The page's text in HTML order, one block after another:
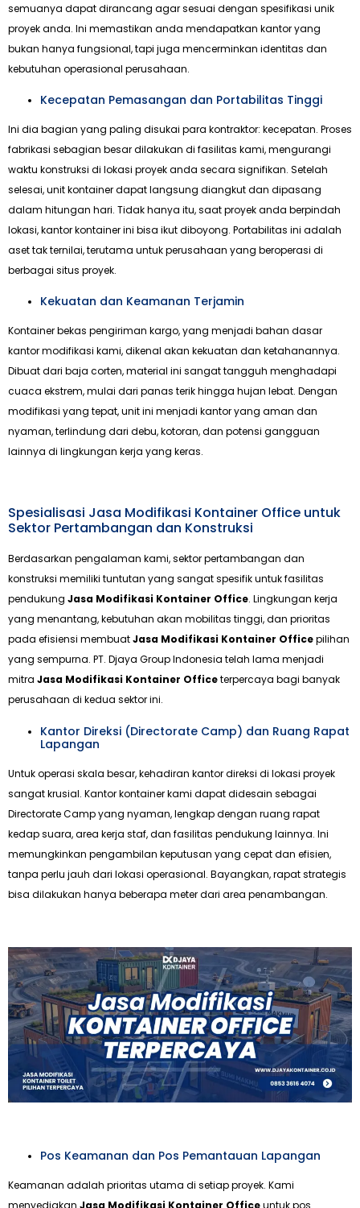
semuanya dapat dirancang agar sesuai dengan spesifikasi unik
proyek anda. Ini memastikan anda mendapatkan kantor yang
bukan hanya fungsional, tapi juga mencerminkan identitas dan
kebutuhan operasional perusahaan.
Kecepatan Pemasangan dan Portabilitas Tinggi
Ini dia bagian yang paling disukai para kontraktor: kecepatan. Proses
fabrikasi sebagian besar dilakukan di fasilitas kami, mengurangi
waktu konstruksi di lokasi proyek anda secara signifikan. Setelah
selesai, unit kontainer dapat langsung diangkut dan dipasang
dalam hitungan hari. Tidak hanya itu, saat proyek anda berpindah
lokasi, kantor kontainer ini bisa ikut diboyong. Portabilitas ini adalah
aset tak ternilai, terutama untuk perusahaan yang beroperasi di
berbagai situs proyek.
Kekuatan dan Keamanan Terjamin
Kontainer bekas pengiriman kargo, yang menjadi bahan dasar
kantor modifikasi kami, dikenal akan kekuatan dan ketahanannya.
Dibuat dari baja corten, material ini sangat tangguh menghadapi
cuaca ekstrem, mulai dari panas terik hingga hujan lebat. Dengan
modifikasi yang tepat, unit ini menjadi kantor yang aman dan
nyaman, terlindung dari debu, kotoran, dan potensi gangguan
lainnya di lingkungan kerja yang keras.
Spesialisasi Jasa Modifikasi Kontainer Office untuk
Sektor Pertambangan dan Konstruksi
Berdasarkan pengalaman kami, sektor pertambangan dan
konstruksi memiliki tuntutan yang sangat spesifik untuk fasilitas
pendukung Jasa Modifikasi Kontainer Office. Lingkungan kerja
yang menantang, kebutuhan akan mobilitas tinggi, dan prioritas
pada efisiensi membuatJasa Modifikasi Kontainer Officepilihan
yang sempurna. PT. Djaya Group Indonesia telah lama menjadi
mitra Jasa Modifikasi Kontainer Officeterpercaya bagi banyak
perusahaan di kedua sektor ini.
Kantor Direksi (Directorate Camp) dan Ruang Rapat
Lapangan
Untuk operasi skala besar, kehadiran kantor direksi di lokasi proyek
sangat krusial. Kantor kontainer kami dapat didesain sebagai
Directorate Camp yang nyaman, lengkap dengan ruang rapat
kedap suara, area kerja staf, dan fasilitas pendukung lainnya. Ini
memungkinkan pengambilan keputusan yang cepat dan efisien,
tanpa perlu jauh dari lokasi operasional. Bayangkan, rapat strategis
bisa dilakukan hanya beberapa meter dari area penambangan.
Pos Keamanan dan Pos Pemantauan Lapangan
Keamanan adalah prioritas utama di setiap proyek. Kami
menyediakan Jasa Modifikasi Kontainer Officeuntuk pos